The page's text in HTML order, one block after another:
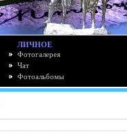
ЛИЧНОЕ
Фотогалерея
Чат
Фотоальбомы